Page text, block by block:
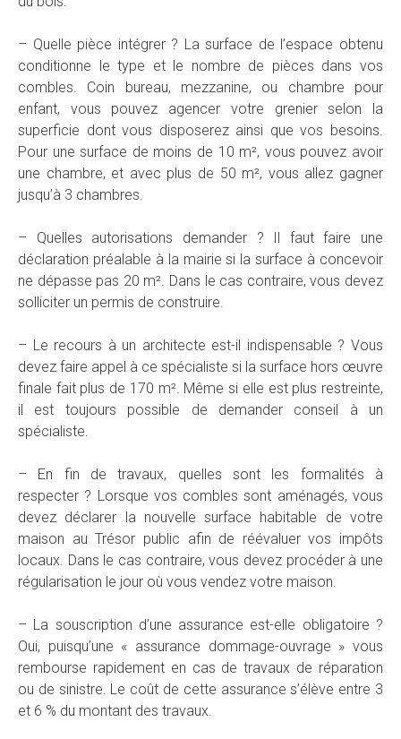
– Quelle pièce intégrer ? La surface de l’espace obtenu
conditionne le type et le nombre de pièces dans vos
combles. Coin bureau, mezzanine, ou chambre pour
enfant, vous pouvez agencer votre grenier selon la
superficie dont vous disposerez ainsi que vos besoins.
Pour une surface de moins de 10 m², vous pouvez avoir
une chambre, et avec plus de 50 m², vous allez gagner
jusqu’à 3 chambres.
– Quelles autorisations demander ? Il faut faire une
déclaration préalable à la mairie si la surface à concevoir
ne dépasse pas 20 m². Dans le cas contraire, vous devez
solliciter un permis de construire.
– Le recours à un architecte est-il indispensable ? Vous
devez faire appel à ce spécialiste si la surface hors œuvre
finale fait plus de 170 m². Même si elle est plus restreinte,
il est toujours possible de demander conseil à un
spécialiste.
– En fin de travaux, quelles sont les formalités à
respecter ? Lorsque vos combles sont aménagés, vous
devez déclarer la nouvelle surface habitable de votre
maison au Trésor public afin de réévaluer vos impôts
locaux. Dans le cas contraire, vous devez procéder à une
régularisation le jour où vous vendez votre maison.
– La souscription d’une assurance est-elle obligatoire ?
Oui, puisqu’une « assurance dommage-ouvrage » vous
rembourse rapidement en cas de travaux de réparation
ou de sinistre. Le coût de cette assurance s’élève entre 3
et 6 % du montant des travaux.